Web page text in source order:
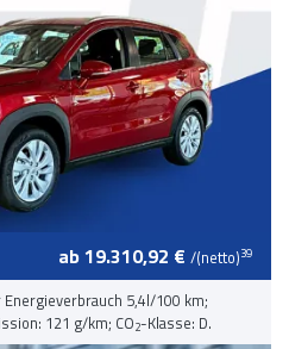
ab 19.310,92 € /(netto)39
5,4l/100 km;
121 g/km; CO2-Klasse: D.